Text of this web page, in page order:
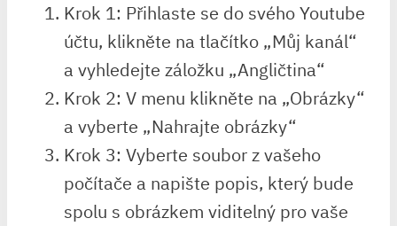
Krok 1: Přihlaste se do svého Youtube
účtu, klikněte na tlačítko „Můj kanál“
a vyhledejte záložku „Angličtina“
Krok 2: V menu klikněte na „Obrázky“
a vyberte „Nahrajte obrázky“
Krok 3: Vyberte soubor z vašeho
počítače a napište popis, který bude
spolu s obrázkem viditelný pro vaše